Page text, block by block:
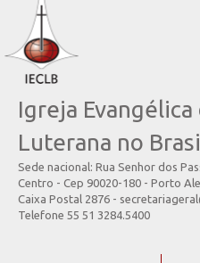
Igreja
Luterana no
Sede nacional: Rua Senhor dos
Centro - Cep 90020-180 - Porto
Caixa Postal 2876 -
Telefone 55 51 3284.5400